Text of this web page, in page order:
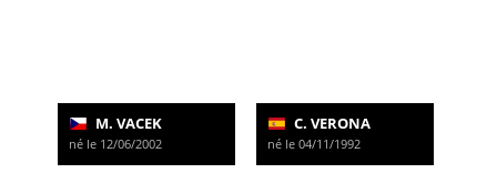
M. VACEK
né le 12/06/2002
C. VERONA
né le 04/11/1992